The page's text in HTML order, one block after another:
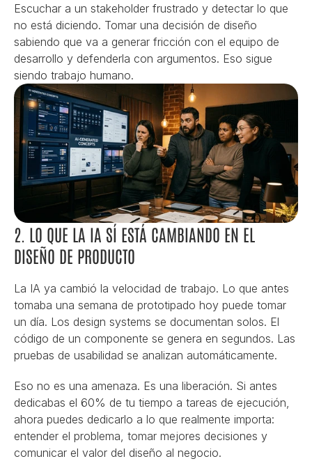
Escuchar a un stakeholder frustrado y detectar lo que
no está diciendo. Tomar una decisión de diseño
sabiendo que va a generar fricción con el equipo de
desarrollo y defenderla con argumentos. Eso sigue
siendo trabajo humano.
2. LO QUE LA IA SÍ ESTÁ CAMBIANDO EN EL
DISEÑO DE PRODUCTO
La IA ya cambió la velocidad de trabajo. Lo que antes
tomaba una semana de prototipado hoy puede tomar
un día. Los design systems se documentan solos. El
código de un componente se genera en segundos. Las
pruebas de usabilidad se analizan automáticamente.
Eso no es una amenaza. Es una liberación. Si antes
dedicabas el 60% de tu tiempo a tareas de ejecución,
ahora puedes dedicarlo a lo que realmente importa:
entender el problema, tomar mejores decisiones y
comunicar el valor del diseño al negocio.